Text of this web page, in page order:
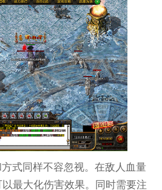
式同样不容忽视。在敌人血量
最大化伤害效果。同时需要注